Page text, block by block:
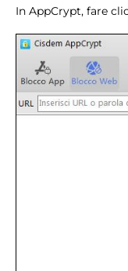
In AppCrypt, fare